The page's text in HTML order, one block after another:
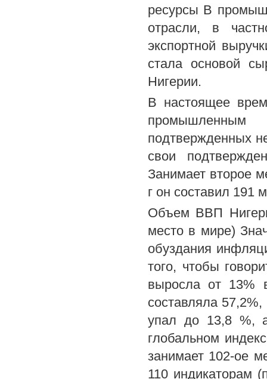
ресурсы В
отрасли, в
экспортной
стала основой
Нигерии.
В настоящее
промышленным
подтвержденных
свои
Занимает второе
г он составил
Объем ВВП
место в мире)
обуздания
того, чтобы
выросла от 13%
составляла
упал до 13,8 %,
глобальном
занимает 102-ое
110 индикаторам